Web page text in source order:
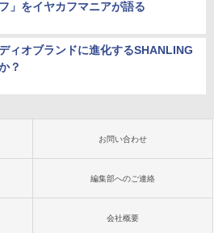
」をイヤカフマニアが語る
ィオブランドに進化するSHANLING
？
お問い合わせ
編集部へのご連絡
会社概要